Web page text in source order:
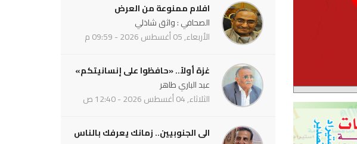
افلام ممنوعة من العرض
الصحافي : واثق شاذلي
الأربعاء, 05 أغسطس 2026 - 09:59 م
غزة أولاً.. «حافظوا على إنسانيتكم»
عبد الباري طاهر
الثلاثاء, 04 أغسطس 2026 - 12:40 ص
الى الجنوبيين.. زمانك يعرفك بالناس